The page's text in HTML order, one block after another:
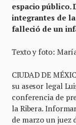
espacio público.
integrantes de
falleció de un
Texto y foto:
CIUDAD DE
su asesor legal
conferencia de
la Ribera.
de marzo un juez